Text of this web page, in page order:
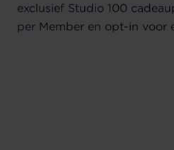
exclusief Studio 100
per Member en opt-in voor